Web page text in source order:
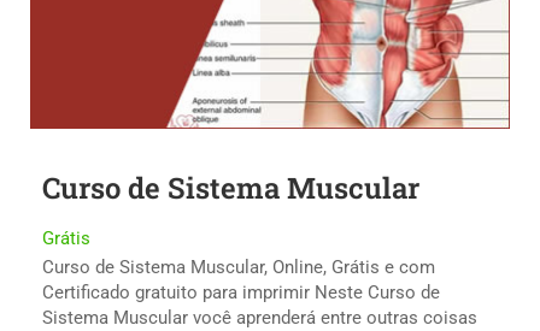
Curso de Sistema Muscular
Grátis
Curso de Sistema Muscular, Online, Grátis e com
Certificado gratuito para imprimir Neste Curso de
Sistema Muscular você aprenderá entre outras coisas